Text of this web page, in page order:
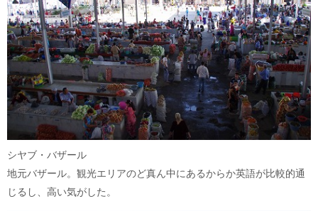
シヤブ・バザール
地元バザール。観光エリアのど真ん中にあるからか英語が比較的通
じるし、高い気がした。